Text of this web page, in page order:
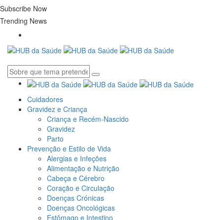
Subscribe Now
Trending News
Cuidadores
Gravidez e Criança
Criança e Recém-Nascido
Gravidez
Parto
Prevenção e Estilo de Vida
Alergias e Infeções
Alimentação e Nutrição
Cabeça e Cérebro
Coração e Circulação
Doenças Crónicas
Doenças Oncológicas
Estômago e Intestino